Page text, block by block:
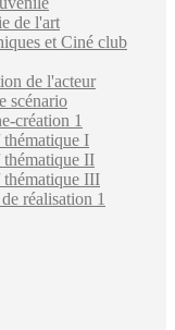
de l'art
et Ciné club
de l'acteur
scénario
création 1
thématique I
thématique II
thématique III
réalisation 1